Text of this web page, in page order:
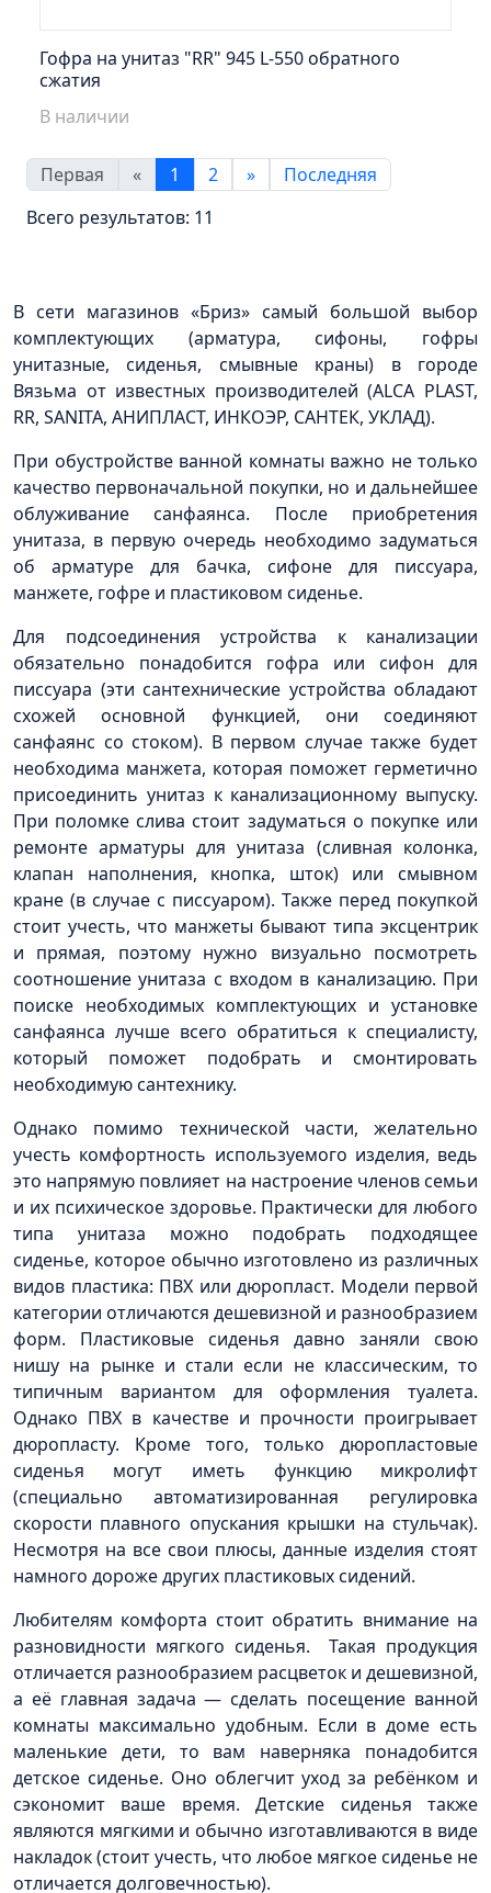
Гофра на унитаз "RR" 945 L-550 обратного
сжатия
В наличии
Первая « 1 2 »
Последняя
Всего результатов: 11
В сети магазинов «Бриз» самый большой выбор
комплектующих (арматура, сифоны, гофры
унитазные, сиденья, смывные краны) в городе
Вязьма от известных производителей (ALCA PLAST,
RR, SANITA, АНИПЛАСТ, ИНКОЭР, САНТЕК, УКЛАД).
При обустройстве ванной комнаты важно не только
качество первоначальной покупки, но и дальнейшее
облуживание санфаянса. После приобретения
унитаза, в первую очередь необходимо задуматься
об арматуре для бачка, сифоне для писсуара,
манжете, гофре и пластиковом сиденье.
Для подсоединения устройства к канализации
обязательно понадобится гофра или сифон для
писсуара (эти сантехнические устройства обладают
схожей основной функцией, они соединяют
санфаянс со стоком). В первом случае также будет
необходима манжета, которая поможет герметично
присоединить унитаз к канализационному выпуску.
При поломке слива стоит задуматься о покупке или
ремонте арматуры для унитаза (сливная колонка,
клапан наполнения, кнопка, шток) или смывном
кране (в случае с писсуаром). Также перед покупкой
стоит учесть, что манжеты бывают типа эксцентрик
и прямая, поэтому нужно визуально посмотреть
соотношение унитаза с входом в канализацию. При
поиске необходимых комплектующих и установке
санфаянса лучше всего обратиться к специалисту,
который поможет подобрать и смонтировать
необходимую сантехнику.
Однако помимо технической части, желательно
учесть комфортность используемого изделия, ведь
это напрямую повлияет на настроение членов семьи
и их психическое здоровье. Практически для любого
типа унитаза можно подобрать подходящее
сиденье, которое обычно изготовлено из различных
видов пластика: ПВХ или дюропласт. Модели первой
категории отличаются дешевизной и разнообразием
форм. Пластиковые сиденья давно заняли свою
нишу на рынке и стали если не классическим, то
типичным вариантом для оформления туалета.
Однако ПВХ в качестве и прочности проигрывает
дюропласту. Кроме того, только дюропластовые
сиденья могут иметь функцию микролифт
(специально автоматизированная регулировка
скорости плавного опускания крышки на стульчак).
Несмотря на все свои плюсы, данные изделия стоят
намного дороже других пластиковых сидений.
Любителям комфорта стоит обратить внимание на
разновидности мягкого сиденья. Такая продукция
отличается разнообразием расцветок и дешевизной,
а её главная задача — сделать посещение ванной
комнаты максимально удобным. Если в доме есть
маленькие дети, то вам наверняка понадобится
детское сиденье. Оно облегчит уход за ребёнком и
сэкономит ваше время. Детские сиденья также
являются мягкими и обычно изготавливаются в виде
накладок (стоит учесть, что любое мягкое сиденье не
отличается долговечностью).